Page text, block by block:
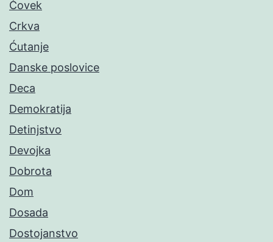
Čovek
Crkva
Ćutanje
Danske poslovice
Deca
Demokratija
Detinjstvo
Devojka
Dobrota
Dom
Dosada
Dostojanstvo